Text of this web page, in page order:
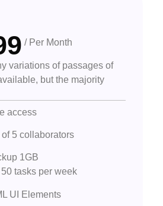
/ Per Month
variations of passages of
but the majority
access
of 5 collaborators
1GB
tasks per week
UI Elements